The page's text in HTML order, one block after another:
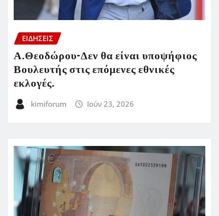
ΕΙΔΗΣΕΙΣ
Α.Θεοδώρου-Δεν θα είναι υποψήφιος
Βουλευτής στις επόμενες εθνικές
εκλογές.
kimiforum Ιούν 23, 2026